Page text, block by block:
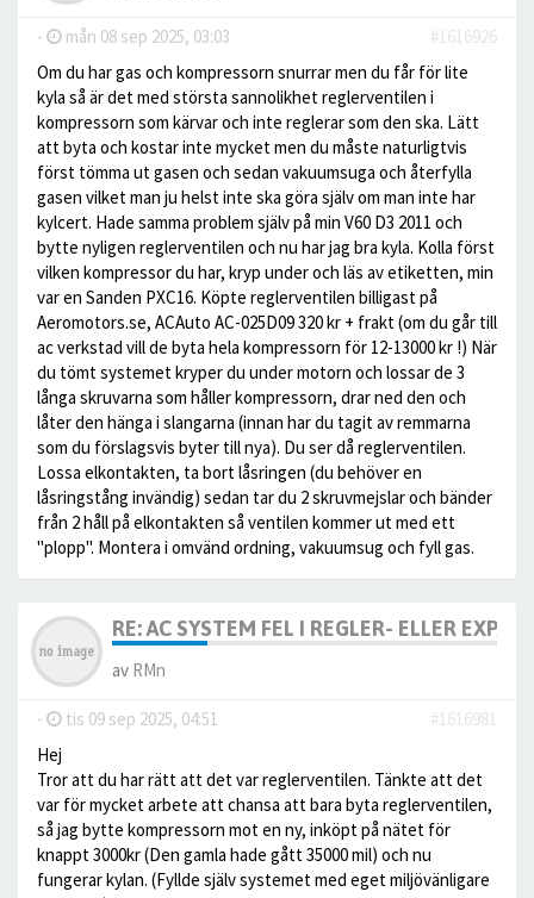
- mån 08 sep 2025, 03:03
#1616926
Om du har gas och kompressorn snurrar men du får för lite
kyla så är det med största sannolikhet reglerventilen i
kompressorn som kärvar och inte reglerar som den ska. Lätt
att byta och kostar inte mycket men du måste naturligtvis
först tömma ut gasen och sedan vakuumsuga och återfylla
gasen vilket man ju helst inte ska göra själv om man inte har
kylcert. Hade samma problem själv på min V60 D3 2011 och
bytte nyligen reglerventilen och nu har jag bra kyla. Kolla först
vilken kompressor du har, kryp under och läs av etiketten, min
var en Sanden PXC16. Köpte reglerventilen billigast på
Aeromotors.se, ACAuto AC-025D09 320 kr + frakt (om du går till
ac verkstad vill de byta hela kompressorn för 12-13000 kr !) När
du tömt systemet kryper du under motorn och lossar de 3
långa skruvarna som håller kompressorn, drar ned den och
låter den hänga i slangarna (innan har du tagit av remmarna
som du förslagsvis byter till nya). Du ser då reglerventilen.
Lossa elkontakten, ta bort låsringen (du behöver en
låsringstång invändig) sedan tar du 2 skruvmejslar och bänder
från 2 håll på elkontakten så ventilen kommer ut med ett
"plopp". Montera i omvänd ordning, vakuumsug och fyll gas.
RE: AC SYSTEM FEL I REGLER- ELLER
av RMn
- tis 09 sep 2025, 04:51
#1616981
Hej
Tror att du har rätt att det var reglerventilen. Tänkte att det
var för mycket arbete att chansa att bara byta reglerventilen,
så jag bytte kompressorn mot en ny, inköpt på nätet för
knappt 3000kr (Den gamla hade gått 35000 mil) och nu
fungerar kylan. (Fyllde själv systemet med eget miljövänligare